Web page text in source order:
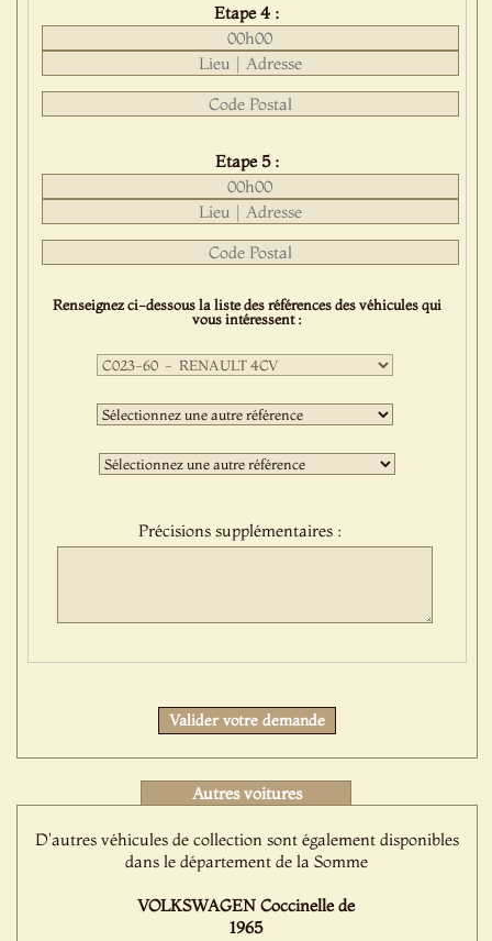
Etape 4 :
Etape 5 :
Renseignez ci-dessous la liste des références des véhicules qui
vous intéressent :
Première
sélection
:Deuxième
sélection
:Troisième
sélection
Précisions supplémentaires :
Valider votre demande
Autres voitures
D'autres véhicules de collection sont également disponibles
dans le département de la Somme
VOLKSWAGEN Coccinelle de
1965